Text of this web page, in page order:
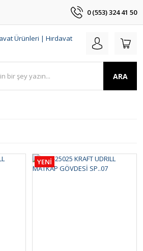
0 (553) 324 41 50
ARA
YENİ